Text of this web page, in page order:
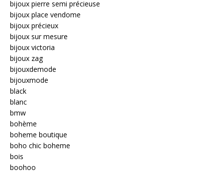
bijoux pierre semi précieuse
bijoux place vendome
bijoux précieux
bijoux sur mesure
bijoux victoria
bijoux zag
bijouxdemode
bijouxmode
black
blanc
bmw
bohème
boheme boutique
boho chic boheme
bois
boohoo